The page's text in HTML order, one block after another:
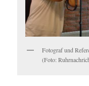
Fotograf und
(Foto: